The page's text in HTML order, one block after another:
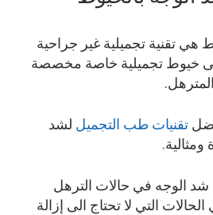
هي تقنية تجميلية غير جراحية
خيوط تجميلية خاصة مخصصة
تقنيات طب التجميل لشد
ومثالية.
شد الوجه في حالات الترهل
التي لا تحتاج الى إزالة